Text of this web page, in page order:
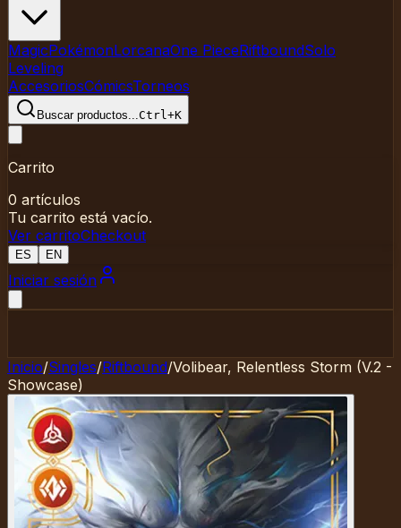
MagicPokémonLorcanaOne PieceRiftboundSolo
Leveling
AccesoriosCómicsTorneos
Buscar productos...Ctrl+K
Carrito
0 artículos
Tu carrito está vacío.
Ver carritoCheckout
ES EN
Iniciar sesión
Inicio/Singles/Riftbound/Volibear, Relentless Storm (V.2 -
Showcase)